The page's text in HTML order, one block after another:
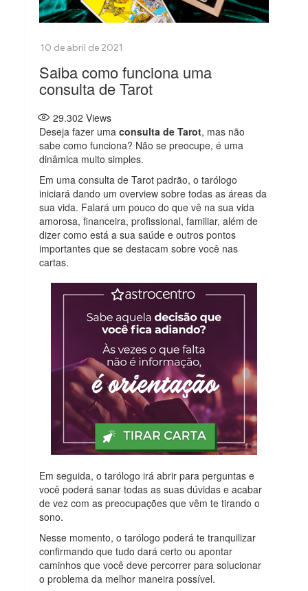
Saiba como funciona uma
consulta de Tarot
29.302 Views
Deseja fazer umaconsulta de Tarot, mas não
sabe como funciona? Não se preocupe, é uma
dinâmica muito simples.
Em uma consulta de Tarot padrão, o tarólogo
iniciará dando um overview sobre todas as áreas da
sua vida. Falará um pouco do que vê na sua vida
amorosa, financeira, profissional, familiar, além de
dizer como está a sua saúde e outros pontos
importantes que se destacam sobre você nas
cartas.
Em seguida, o tarólogo irá abrir para perguntas e
você poderá sanar todas as suas dúvidas e acabar
de vez com as preocupações que vêm te tirando o
sono.
Nesse momento, o tarólogo poderá te tranquilizar
confirmando que tudo dará certo ou apontar
caminhos que você deve percorrer para solucionar
o problema da melhor maneira possível.